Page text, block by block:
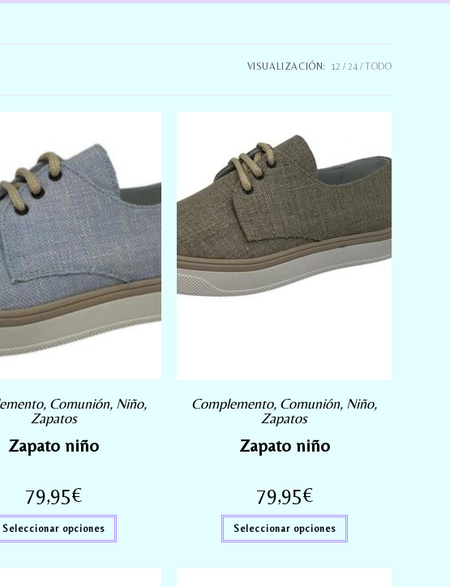
VISUALIZACIÓN: 12 24 TODO
, Comunión, Niño,
Zapatos
Zapato niño
79,95€
Seleccionar opciones
Complemento, Comunión, Niño,
Zapatos
Zapato niño
79,95€
Seleccionar opciones